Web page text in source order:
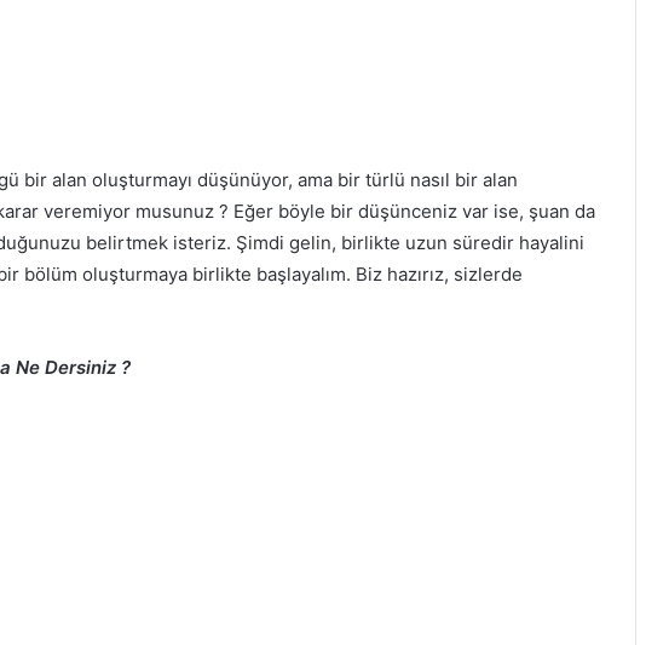
bir alan oluşturmayı düşünüyor, ama bir türlü nasıl bir alan
veremiyor musunuz ? Eğer böyle bir düşünceniz var ise, şuan da
belirtmek isteriz. Şimdi gelin, birlikte uzun süredir hayalini
bölüm oluşturmaya birlikte başlayalım. Biz hazırız, sizlerde
Ne Dersiniz ?